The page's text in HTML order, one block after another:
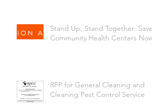
Stand Up, Stand Together: Save
Community Health Centers Now!
RFP for General Cleaning and
Cleaning Pest Control Service